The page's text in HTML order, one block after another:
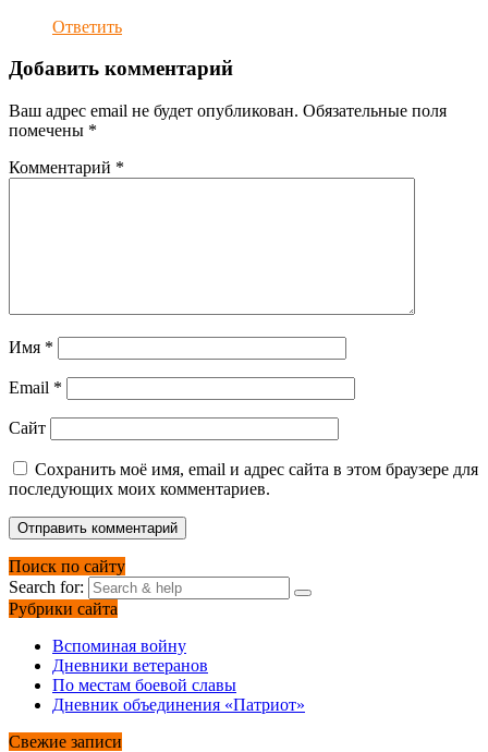
Ответить
Добавить комментарий
Ваш адрес email не будет опубликован. Обязательные поля
помечены *
Комментарий *
Имя *
Email *
Сайт
Сохранить моё имя, email и адрес сайта в этом браузере для
последующих моих комментариев.
Поиск по сайту
Search for:
Рубрики сайта
Вспоминая войну
Дневники ветеранов
По местам боевой славы
Дневник объединения «Патриот»
Свежие записи